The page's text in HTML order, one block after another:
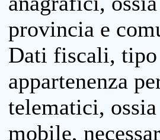
provincia e
Dati fiscali, tipo
appartenenza
telematici,
mobile,